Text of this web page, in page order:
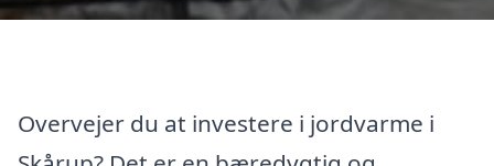
Overvejer du at investere i jordvarme i